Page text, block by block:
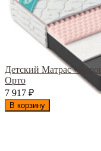
Детский Матрас
Орто
7 917 ₽
В корзину